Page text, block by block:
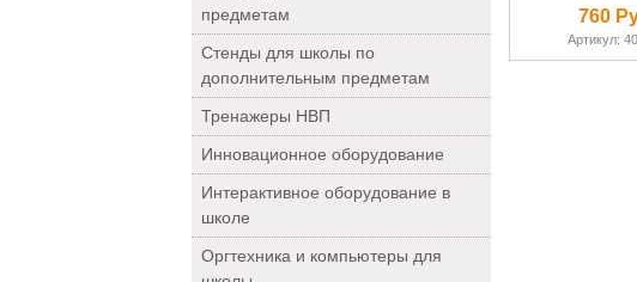
предметам
Стенды для школы по
дополнительным предметам
Тренажеры НВП
Инновационное оборудование
Интерактивное оборудование в
школе
Оргтехника и компьютеры для
760
Артикул: